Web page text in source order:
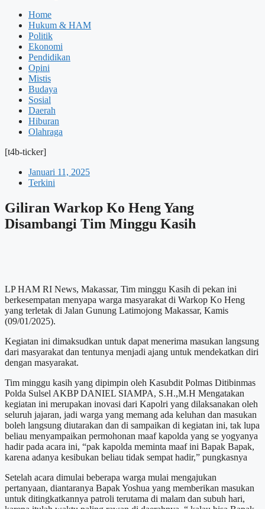
Home
Hukum & HAM
Politik
Ekonomi
Pendidikan
Opini
Mistis
Budaya
Sosial
Daerah
Hiburan
Olahraga
[t4b-ticker]
Januari 11, 2025
Terkini
Giliran Warkop Ko Heng Yang
Disambangi Tim Minggu Kasih
LP HAM RI News, Makassar, Tim minggu Kasih di pekan ini
berkesempatan menyapa warga masyarakat di Warkop Ko Heng
yang terletak di Jalan Gunung Latimojong Makassar, Kamis
(09/01/2025).
Kegiatan ini dimaksudkan untuk dapat menerima masukan langsung
dari masyarakat dan tentunya menjadi ajang untuk mendekatkan diri
dengan masyarakat.
Tim minggu kasih yang dipimpin oleh Kasubdit Polmas Ditibinmas
Polda Sulsel AKBP DANIEL SIAMPA, S.H.,M.H Mengatakan
kegiatan ini merupakan inovasi dari Kapolri yang dilaksanakan oleh
seluruh jajaran, jadi warga yang memang ada keluhan dan masukan
boleh langsung diutarakan dan di sampaikan di kegiatan ini, tak lupa
beliau menyampaikan permohonan maaf kapolda yang se yogyanya
hadir pada acara ini, “pak kapolda meminta maaf ini Bapak Bapak,
karena adanya kesibukan beliau tidak sempat hadir,” pungkasnya
Setelah acara dimulai beberapa warga mulai mengajukan
pertanyaan, diantaranya Bapak Yoshua yang memberikan masukan
untuk ditingkatkannya patroli terutama di malam dan subuh hari,